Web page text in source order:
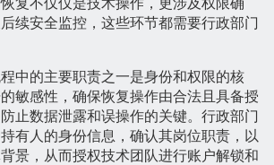
复不仅仅是技术操作，更涉及权限确
续安全监控，这些环节都需要行政部门
中的主要职责之一是身份和权限的核
敏感性，确保恢复操作由合法且具备授
止数据泄露和误操作的关键。行政部门
有人的身份信息，确认其岗位职责，以
景，从而授权技术团队进行账户解锁和